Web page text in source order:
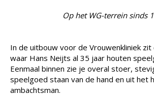
Op het WG-terrein sinds
In de uitbouw voor de Vrouwenkliniek
waar Hans Neijts al 35 jaar houten
Eenmaal binnen zie je overal stoer,
speelgoed staan van de hand en uit het
ambachtsman.